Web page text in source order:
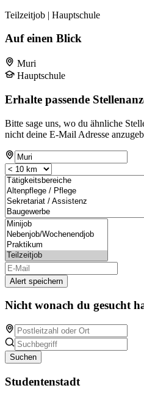
Teilzeitjob | Hauptschule
Auf einen Blick
Muri
Hauptschule
Erhalte passende
Bitte sage uns, wo du ähnliche
nicht deine E-Mail Adresse
Alert speichern
Nicht wonach du gesucht
Suchen
Studentenstadt